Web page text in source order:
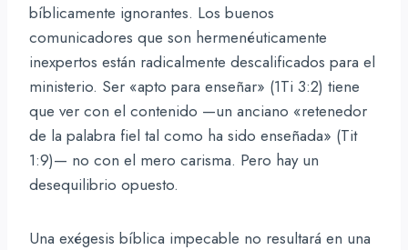
bíblicamente ignorantes. Los buenos
comunicadores que son hermenéuticamente
inexpertos están radicalmente descalificados para el
ministerio. Ser «apto para enseñar» (1Ti 3:2) tiene
que ver con el contenido —un anciano «retenedor
de la palabra fiel tal como ha sido enseñada» (Tit
1:9)— no con el mero carisma. Pero hay un
desequilibrio opuesto.
Una exégesis bíblica impecable no resultará en una